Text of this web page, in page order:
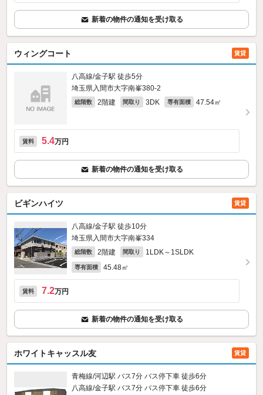
新着の物件の通知を受け取る
ウィングコート 賃貸
八高線/金子駅 徒歩5分
埼玉県入間市大字南峯380‐2
総階数 2階建 間取り 3DK 専有面積 47.54㎡
賃料 5.4万円
新着の物件の通知を受け取る
ビギンハイツ 賃貸
八高線/金子駅 徒歩10分
埼玉県入間市大字南峯334
総階数 2階建 間取り 1LDK～1SLDK
専有面積 45.48㎡
賃料 7.2万円
新着の物件の通知を受け取る
ホワイトキャッスル友 賃貸
青梅線/河辺駅 バス7分 バス停下車 徒歩6分
八高線/金子駅 バス7分 バス停下車 徒歩6分